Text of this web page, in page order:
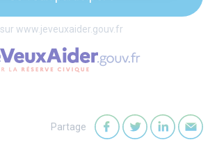
sur www.jeveuxaider.gouv.fr
Partage